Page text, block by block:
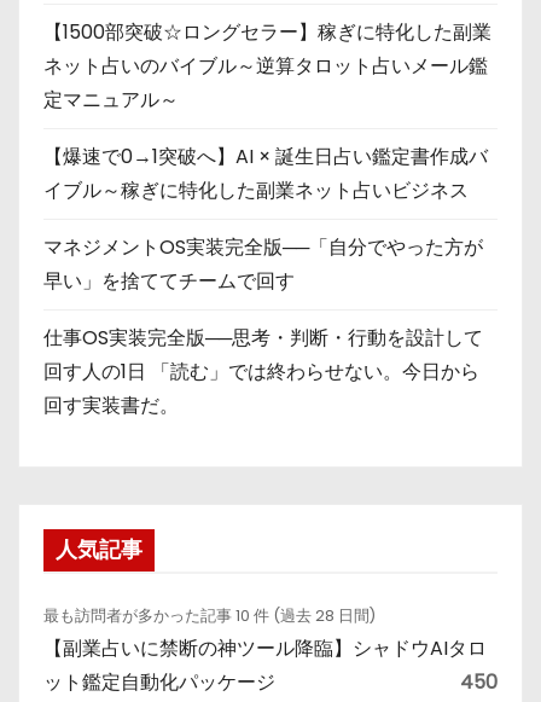
【1500部突破☆ロングセラー】稼ぎに特化した副業
ネット占いのバイブル～逆算タロット占いメール鑑
定マニュアル～
【爆速で0→1突破へ】AI × 誕生日占い鑑定書作成バ
イブル～稼ぎに特化した副業ネット占いビジネス
マネジメントOS実装完全版──「自分でやった方が
早い」を捨ててチームで回す
仕事OS実装完全版──思考・判断・行動を設計して
回す人の1日 「読む」では終わらせない。今日から
回す実装書だ。
人気記事
最も訪問者が多かった記事 10 件 (過去 28 日間)
【副業占いに禁断の神ツール降臨】シャドウAIタロ
ット鑑定自動化パッケージ
450